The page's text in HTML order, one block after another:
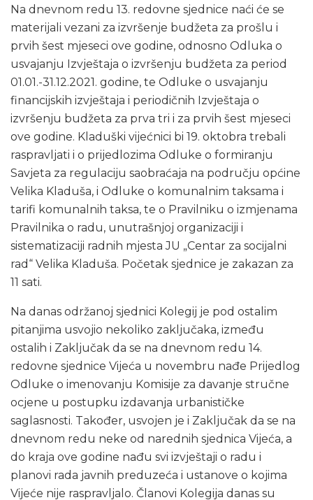
Na dnevnom redu 13. redovne sjednice naći će se
materijali vezani za izvršenje budžeta za prošlu i
prvih šest mjeseci ove godine, odnosno Odluka o
usvajanju Izvještaja o izvršenju budžeta za period
01.01.-31.12.2021. godine, te Odluke o usvajanju
financijskih izvještaja i periodičnih Izvještaja o
izvršenju budžeta za prva tri i za prvih šest mjeseci
ove godine. Kladuški vijećnici bi 19. oktobra trebali
raspravljati i o prijedlozima Odluke o formiranju
Savjeta za regulaciju saobraćaja na području općine
Velika Kladuša, i Odluke o komunalnim taksama i
tarifi komunalnih taksa, te o Pravilniku o izmjenama
Pravilnika o radu, unutrašnjoj organizaciji i
sistematizaciji radnih mjesta JU „Centar za socijalni
rad“ Velika Kladuša. Početak sjednice je zakazan za
11 sati.
Na danas održanoj sjednici Kolegij je pod ostalim
pitanjima usvojio nekoliko zaključaka, između
ostalih i Zaključak da se na dnevnom redu 14.
redovne sjednice Vijeća u novembru nađe Prijedlog
Odluke o imenovanju Komisije za davanje stručne
ocjene u postupku izdavanja urbanističke
saglasnosti. Također, usvojen je i Zaključak da se na
dnevnom redu neke od narednih sjednica Vijeća, a
do kraja ove godine nađu svi izvještaji o radu i
planovi rada javnih preduzeća i ustanove o kojima
Vijeće nije raspravljalo. Članovi Kolegija danas su